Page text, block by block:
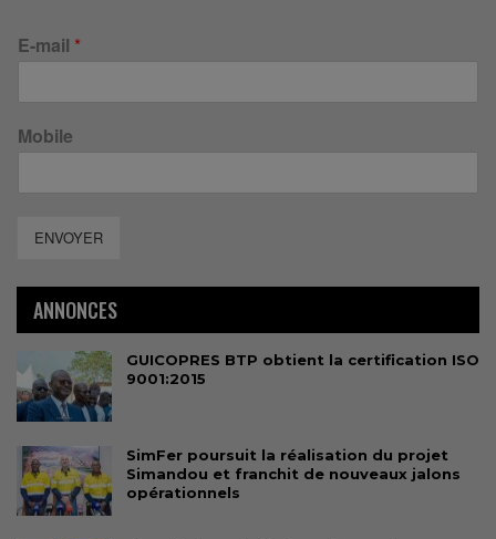
E-mail *
Mobile
ENVOYER
ANNONCES
GUICOPRES BTP obtient la certification ISO
9001:2015
SimFer poursuit la réalisation du projet
Simandou et franchit de nouveaux jalons
opérationnels